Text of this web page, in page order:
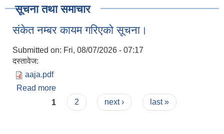
सूचना तथा समाचार
संकेत नम्बर कायम गरिएको सूचना।
Submitted on: Fri, 08/07/2026 - 07:17
दस्तावेज:
aaja.pdf
Read more
Pages
1 2 next › last »